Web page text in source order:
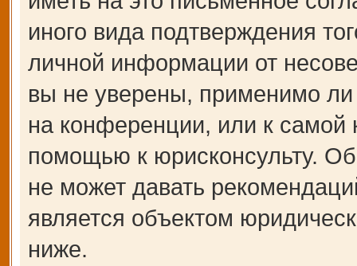
иного вида подтверждения
личной информации от
вы не уверены, применимо ли
на конференции, или к самой
помощью к юрисконсульту.
не может давать
является объектом
ниже.